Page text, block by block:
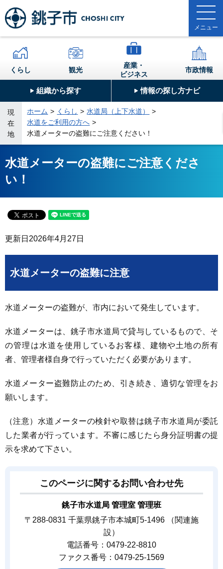
組織から探す 情報の探し方ナビ
くらし 観光
産業・
ビジネス
市政情報
現
在
地
ホーム くらし
水道局（上下水道）
水道をご利用の方へ
水道メーターの盗難にご注意ください！
水道メーターの盗難にご注意くださ
い！
更新日 2026年4月27日
水道メーターの盗難に注意
水道メーターの盗難が、市内において発生しています。
水道メーターは、銚子市水道局で貸与しているもので、そ
の管理は水道を使用しているお客様、建物や土地の所有
者、管理者様自身で行っていただく必要があります。
水道メーター盗難防止のため、引き続き、適切な管理をお
願いします。
（注意）水道メーターの検針や取替は銚子市水道局が委託
した業者が行っています。不審に感じたら身分証明書の提
示を求めて下さい。
このページに関するお問い合わせ先
銚子市水道局 管理室 管理班
〒288-0831 千葉県銚子市本城町5-1496 （関連施
設）
電話番号：0479-22-8810
ファクス番号：0479-25-1569